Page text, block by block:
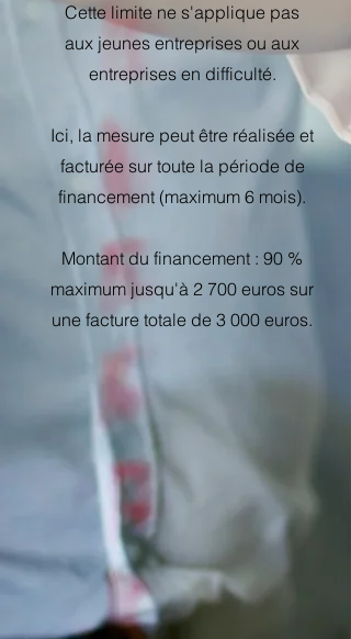
Cette limite ne s'applique pas
aux jeunes entreprises ou aux
entreprises en difficulté.
Ici, la mesure peut être réalisée et
facturée sur toute la période de
financement (maximum 6 mois).
Montant du financement : 90 %
maximum jusqu'à 2 700 euros sur
une facture totale de 3 000 euros.